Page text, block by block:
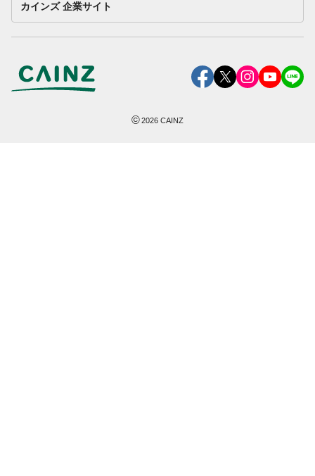
カインズ 企業サイト
©2026 CAINZ